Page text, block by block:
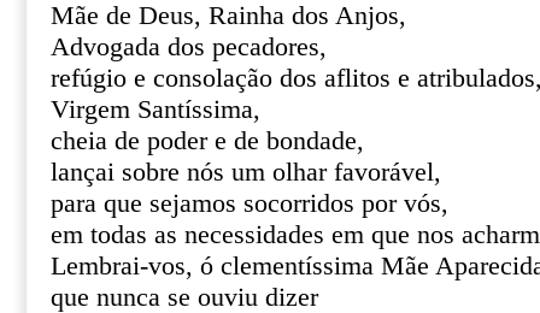
Mãe de Deus, Rainha dos Anjos,
Advogada dos pecadores,
refúgio e consolação dos aflitos e
Virgem Santíssima,
cheia de poder e de bondade,
lançai sobre nós um olhar favorável,
para que sejamos socorridos por vós,
em todas as necessidades em que nos
Lembrai-vos, ó clementíssima Mãe
que nunca se ouviu dizer